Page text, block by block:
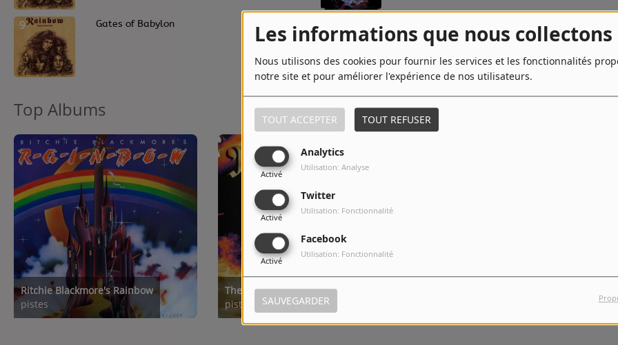
Les informations que nous collectons
Nous utilisons des cookies pour fournir les services et les fonctionnalités
notre site et pour améliorer l'expérience de nos utilisateurs.
TOUT ACCEPTER TOUT REFUSER
Analytics
Activé
Utilisation: Analyse
Twitter
Activé
Utilisation: Fonctionnalité
Facebook
Activé
Utilisation: Fonctionnalité
SAUVEGARDER
9 Gates of Babylon
Top Albums
Ritchie Blackmore's Rainbow
pistes
The Very Best of Rainbow
pistes